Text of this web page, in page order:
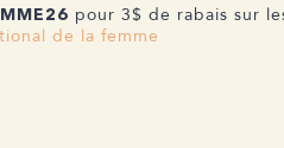
pour 3$ de rabais sur
de la femme